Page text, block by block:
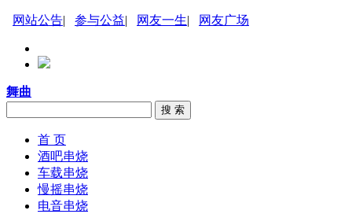
网站公告| 参与公益| 网友一生| 网友广场
舞曲
搜 索
首 页
酒吧串烧
车载串烧
慢摇串烧
电音串烧